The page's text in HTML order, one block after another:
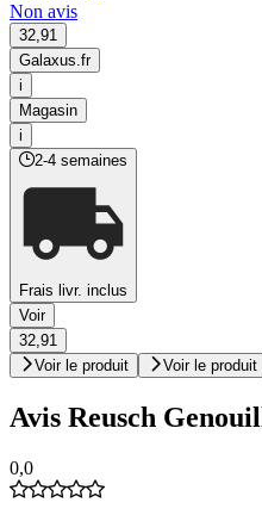
Non avis
32,91
Galaxus.fr
i
Magasin
i
2-4 semaines
Frais livr. inclus
Voir
32,91
Voir le produit
Voir le produit
Avis Reusch
0,0